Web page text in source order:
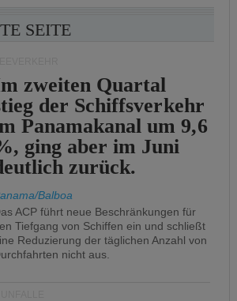
SEITE
zweiten Quartal
der Schiffsverkehr
Panamakanal um 9,6
ging aber im Juni
zurück.
Balboa
ACP führt neue Beschränkungen für
Tiefgang von Schiffen ein und schließt
Reduzierung der täglichen Anzahl von
nicht aus.